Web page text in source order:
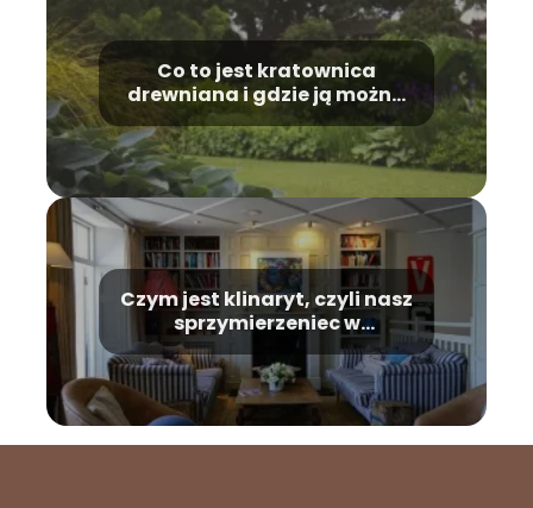
Co to jest kratownica
drewniana i gdzie ją można
wykorzystać?
Czym jest klinaryt, czyli nasz
sprzymierzeniec w
utrzymaniu ciepła w
mieszkaniu